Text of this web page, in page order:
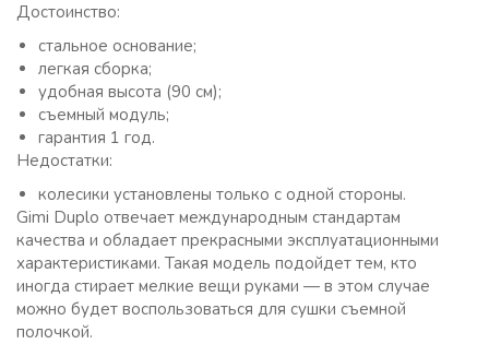
Достоинство:
стальное основание;
легкая сборка;
удобная высота (90 см);
съемный модуль;
гарантия 1 год.
Недостатки:
колесики установлены только с одной стороны.
Gimi Duplo отвечает международным стандартам
качества и обладает прекрасными эксплуатационными
характеристиками. Такая модель подойдет тем, кто
иногда стирает мелкие вещи руками — в этом случае
можно будет воспользоваться для сушки съемной
полочкой.